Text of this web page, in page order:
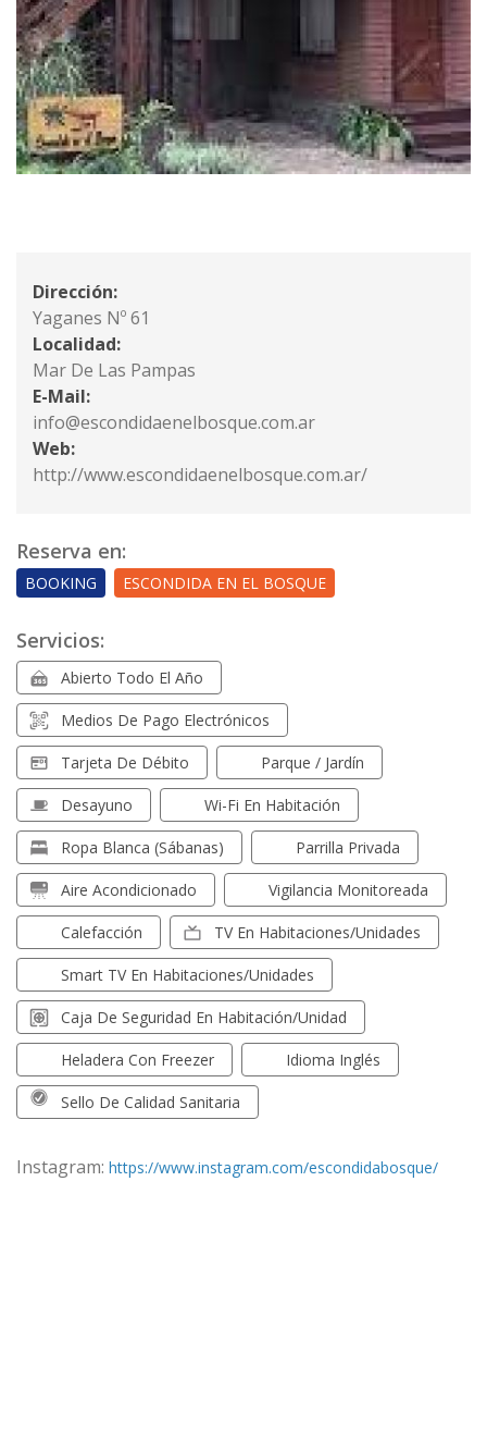
Dirección:
Yaganes Nº 61
Localidad:
Mar De Las Pampas
E-Mail:
info@escondidaenelbosque.com.ar
Web:
http://www.escondidaenelbosque.com.ar/
Reserva en:
BOOKING ESCONDIDA EN EL BOSQUE
Servicios:
Abierto Todo El Año
Medios De Pago Electrónicos
Tarjeta De Débito Parque / Jardín
Desayuno Wi-Fi En Habitación
Ropa Blanca (sábanas) Parrilla Privada
Aire Acondicionado Vigilancia Monitoreada
Calefacción TV En Habitaciones/unidades
Smart TV En Habitaciones/unidades
Caja De Seguridad En Habitación/unidad
Heladera Con Freezer Idioma Inglés
Sello De Calidad Sanitaria
Instagram: https://www.instagram.com/escondidabosque/